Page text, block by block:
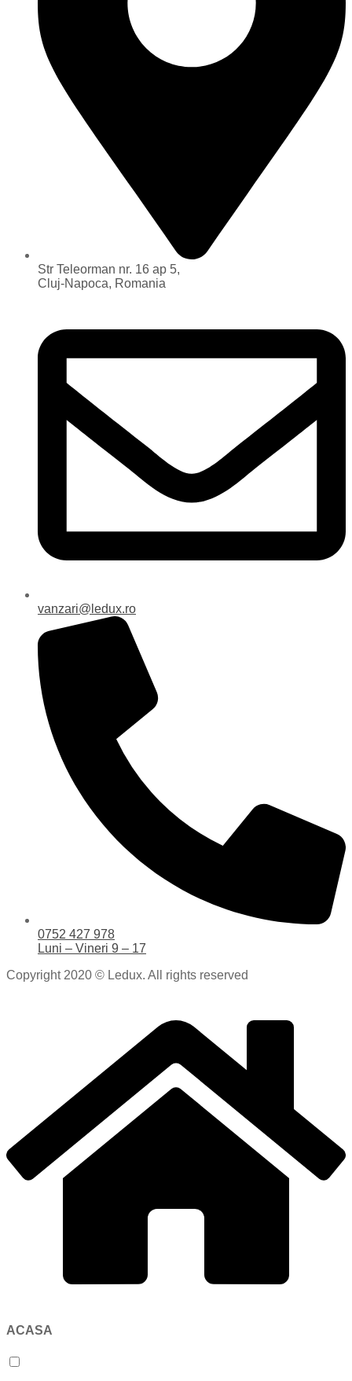
Str Teleorman nr. 16 ap 5,
Cluj-Napoca, Romania
vanzari@ledux.ro
0752 427 978
Luni – Vineri 9 – 17
Copyright 2020 © Ledux. All rights reserved
ACASA